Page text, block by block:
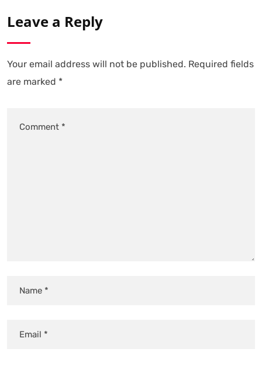
Leave a Reply
Your email address will not be published. Required fields
are marked *